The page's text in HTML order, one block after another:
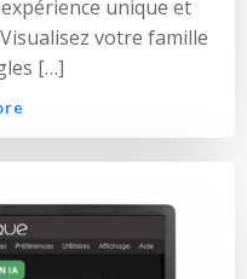
unique et
votre famille
[…]